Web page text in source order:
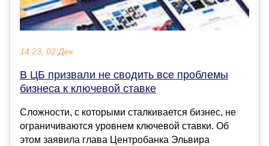
14:23, 02 Дек
В ЦБ призвали не сводить все проблемы
бизнеса к ключевой ставке
Сложности, с которыми сталкивается бизнес, не
ограничиваются уровнем ключевой ставки. Об
этом заявила глава Центробанка Эльвира